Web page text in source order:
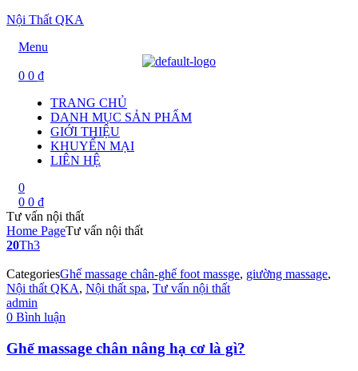
Nội Thất QKA
Menu
0 0 ₫
TRANG CHỦ
DANH MỤC SẢN PHẨM
GIỚI THIỆU
KHUYẾN MẠI
LIÊN HỆ
0
0 0 ₫
Tư vấn nội thất
Home PageTư vấn nội thất
20Th3
CategoriesGhế massage chân-ghế foot massge, giường massage,
Nội thất QKA, Nội thất spa, Tư vấn nội thất
admin
0 Bình luận
Ghế massage chân nâng hạ cơ là gì?